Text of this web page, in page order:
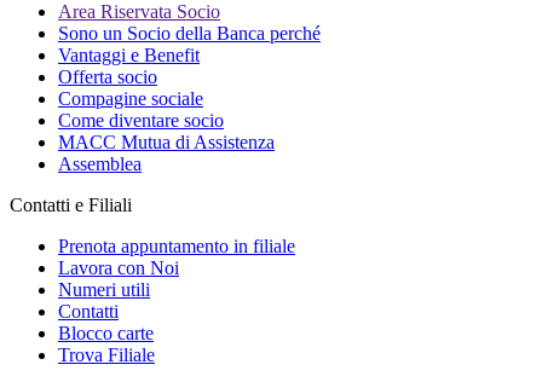
Area Riservata Socio
Sono un Socio della Banca perché
Vantaggi e Benefit
Offerta socio
Compagine sociale
Come diventare socio
MACC Mutua di Assistenza
Assemblea
Contatti e Filiali
Prenota appuntamento in filiale
Lavora con Noi
Numeri utili
Contatti
Blocco carte
Trova Filiale